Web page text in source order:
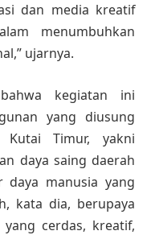
dan media kreatif
menumbuhkan
ujarnya.
kegiatan ini
yang diusung
Kutai Timur, yakni
daya saing daerah
daya manusia yang
kata dia, berupaya
cerdas, kreatif,